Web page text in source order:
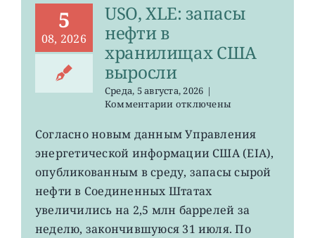
5
08, 2026
USO, XLE: запасы
нефти в
хранилищах США
выросли
Среда, 5 августа, 2026 |
Комментариик
USO,
запасы
нефти
хранилищах
США
выросли
отключены
Согласно новым данным Управления
энергетической информации США (EIA),
опубликованным в среду, запасы сырой
нефти в Соединенных Штатах
увеличились на 2,5 млн баррелей за
неделю, закончившуюся 31 июля. По